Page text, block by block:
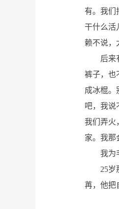
有。我们
干什么活
赖不说，
后来
裤子，也
成冰棍。
吧，我说
我们弄火
家。我那
我为
25岁
苒，他把